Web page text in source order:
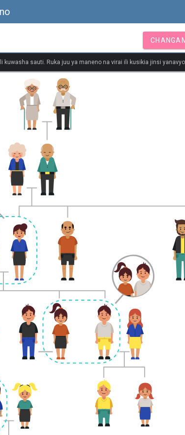
kuwasha sauti. Ruka juu ya maneno na virai ili kusikia jinsi